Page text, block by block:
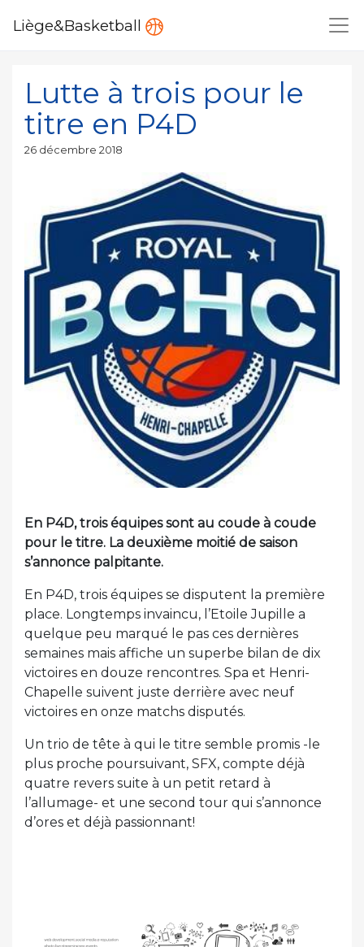
Liège&Basketball
Lutte à trois pour le
titre en P4D
Publié
26 décembre 2018
En P4D, trois équipes sont au coude à coude
pour le titre. La deuxième moitié de saison
s’annonce palpitante.
En P4D, trois équipes se disputent la première
place. Longtemps invaincu, l’Etoile Jupille a
quelque peu marqué le pas ces dernières
semaines mais affiche un superbe bilan de dix
victoires en douze rencontres. Spa et Henri-
Chapelle suivent juste derrière avec neuf
victoires en onze matchs disputés.
Un trio de tête à qui le titre semble promis -le
plus proche poursuivant, SFX, compte déjà
quatre revers suite à un petit retard à
l’allumage- et une second tour qui s’annonce
d’ores et déjà passionnant!